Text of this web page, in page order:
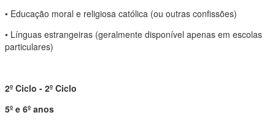
• Educação moral e religiosa católica (ou outras confissões)
• Línguas estrangeiras (geralmente disponível apenas em escolas
particulares)
2º Ciclo - 2º Ciclo
5º e 6º anos